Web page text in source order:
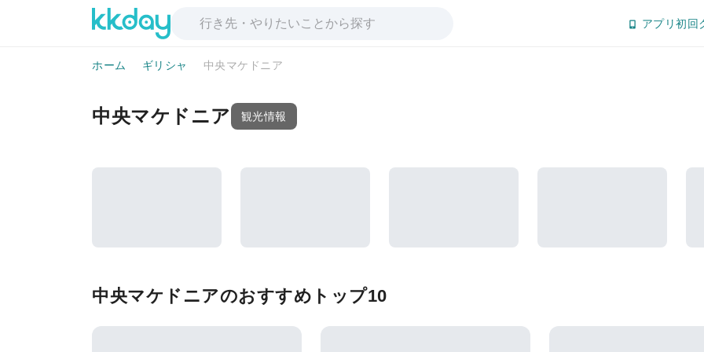
アプリ初回
ホーム ギリシャ 中央マケドニア
中央マケドニア 観光情報
中央マケドニアのおすすめトップ10